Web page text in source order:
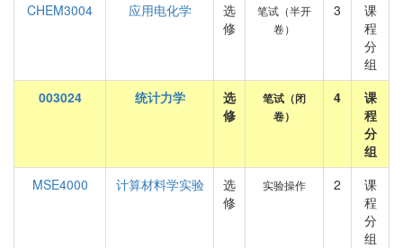
CHEM3004
应用电化学
选
修
笔试（半开
卷）
3
课
程
分
组
003024
统计力学
选
修
笔试（闭
卷）
4
课
程
分
组
MSE4000
计算材料学实验
选
修
实验操作 2
课
程
分
组